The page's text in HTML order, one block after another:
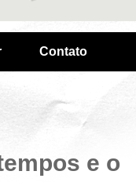
Contato
e o